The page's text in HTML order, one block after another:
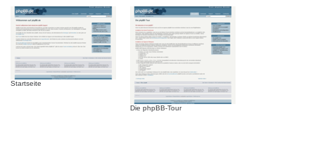
Startseite
Die phpBB-Tour